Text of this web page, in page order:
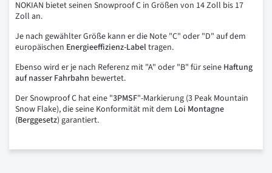
NOKIAN bietet seinen Snowproof C in Größen von 14 Zoll bis 17
Zoll an.
Je nach gewählter Größe kann er die Note "C" oder "D" auf dem
europäischen Energieeffizienz-Labeltragen.
Ebenso wird er je nach Referenz mit "A" oder "B" für seine Haftung
auf nasser Fahrbahn bewertet.
Der Snowproof C hat eine "3PMSF"-Markierung (3 Peak Mountain
Snow Flake), die seine Konformität mit dem Loi Montagne
(Berggesetz) garantiert.